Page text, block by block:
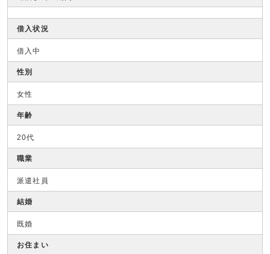
借入状況
借入中
性別
女性
年齢
20代
職業
派遣社員
結婚
既婚
お住まい